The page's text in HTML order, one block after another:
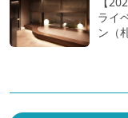
ライ
ン（